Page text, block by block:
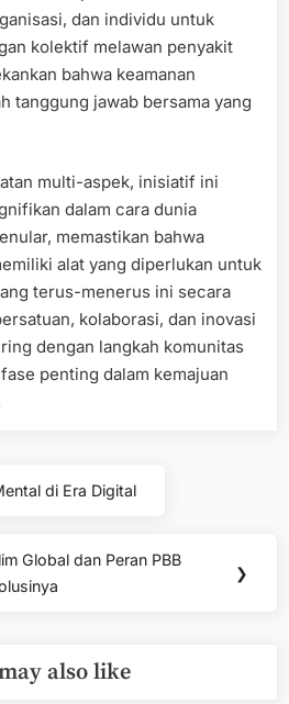
dan individu untuk
kolektif melawan penyakit
bahwa keamanan
tanggung jawab bersama yang
multi-aspek, inisiatif ini
dalam cara dunia
memastikan bahwa
alat yang diperlukan untuk
terus-menerus ini secara
kolaborasi, dan inovasi
dengan langkah komunitas
penting dalam kemajuan
di Era Digital
Global dan Peran PBB
❯
also like